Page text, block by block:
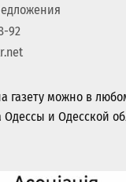
92
газету можно в
Одессы и Одесской